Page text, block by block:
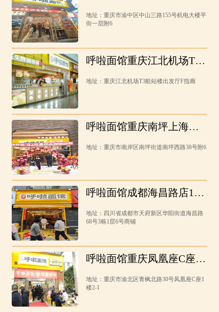
业啦！
地址：重庆市渝中区中山三路155号机电大楼平
街一层附6
呼啦面馆重庆江北机场T3
来火爆开业啦！
地址：重庆江北机场T3航站楼出发厅F指廊
呼啦面馆重庆南坪上海城
啦！
地址：重庆市南岸区南坪街道南坪西路38号附6
呼啦面馆成都海昌路店1月
地址：四川省成都市天府新区华阳街道海昌路
68号3栋1层6号商铺
呼啦面馆重庆凤凰座C座店
啦！
地址：重庆市渝北区青枫北路30号凤凰座C座1
楼2-1